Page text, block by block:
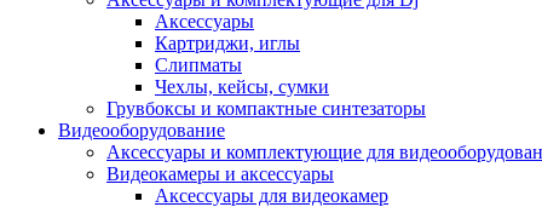
Аксессуары
Картриджи, иглы
Слипматы
Чехлы, кейсы, сумки
Грувбоксы и компактные синтезаторы
Видеооборудование
Аксессуары и комплектующие для
Видеокамеры и аксессуары
Аксессуары для видеокамер